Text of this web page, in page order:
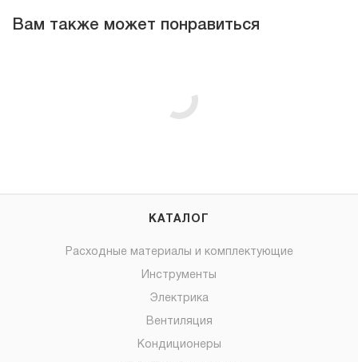
Вам также может понравиться
КАТАЛОГ
Расходные материалы и комплектующие
Инструменты
Электрика
Вентиляция
Кондиционеры